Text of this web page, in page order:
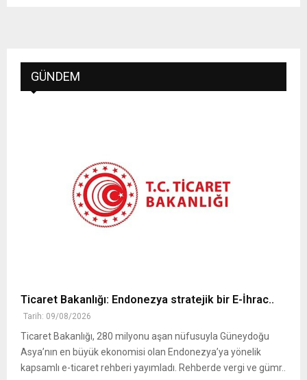
GÜNDEM
Ticaret Bakanlığı: Endonezya stratejik bir E-İhrac..
Tarih: 09/08/2026
Ticaret Bakanlığı, 280 milyonu aşan nüfusuyla Güneydoğu
Asya’nın en büyük ekonomisi olan Endonezya’ya yönelik
kapsamlı e-ticaret rehberi yayımladı. Rehberde vergi ve gümr..